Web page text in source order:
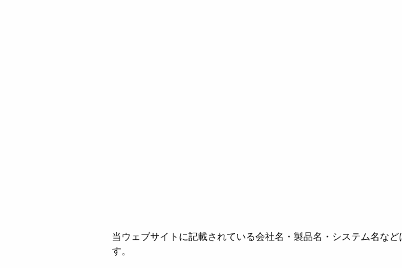
当ウェブサイトに記載されている会社名・製品名・システム名な
す。